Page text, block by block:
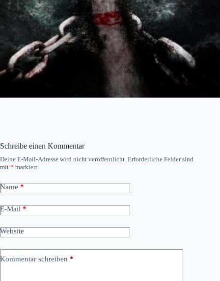
Schreibe einen Kommentar
Deine E-Mail-Adresse wird nicht veröffentlicht. Erforderliche Felder sind
mit * markiert
Name *
E-Mail *
Website
Kommentar schreiben *